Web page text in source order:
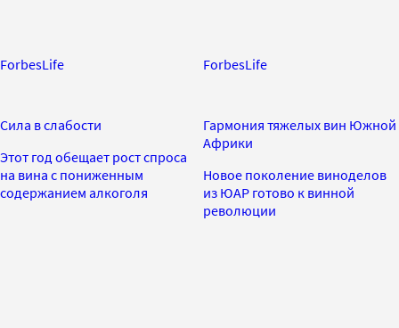
ForbesLife
Сила в слабости
Этот год обещает рост спроса
на вина с пониженным
содержанием алкоголя
ForbesLife
Гармония тяжелых вин Южной
Африки
Новое поколение виноделов
из ЮАР готово к винной
революции